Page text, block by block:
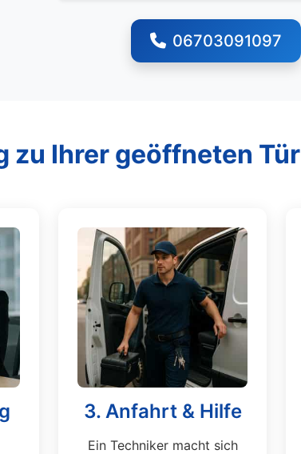
06703091097
zu Ihrer geöffneten Tür
3. Anfahrt & Hilfe
Ein Techniker macht sich